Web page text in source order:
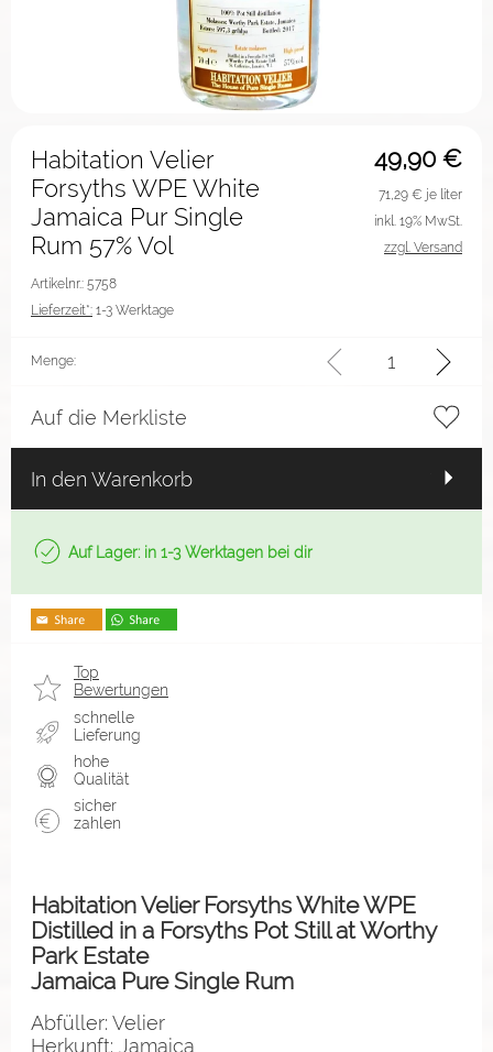
49,90 €
Habitation Velier
Forsyths WPE White
Jamaica Pur Single
Rum 57% Vol
Artikelnr.: 5758
Lieferzeit*: 1-3 Werktage
71,29 € je liter
inkl. 19% MwSt.
zzgl. Versand
Menge:
Auf die Merkliste
In den Warenkorb
Auf Lager: in 1-3 Werktagen bei dir
Top
Bewertungen
schnelle
Lieferung
hohe
Qualität
sicher
zahlen
Habitation Velier Forsyths White WPE
Distilled in a Forsyths Pot Still at Worthy
Park Estate
Jamaica Pure Single Rum
Abfüller: Velier
Herkunft: Jamaica